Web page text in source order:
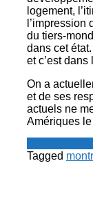
logement,
du tiers-
dans cet
et c’est
On a
et de ses
actuels ne
Amériques
Tagged